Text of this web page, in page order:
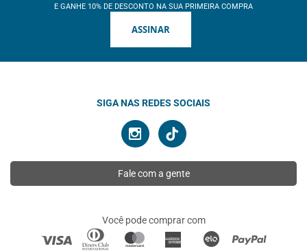
E GANHE 10% DE DESCONTO NA SUA PRIMEIRA COMPRA
ASSINAR
SIGA NAS REDES SOCIAIS
Fale com a gente
Você pode comprar com